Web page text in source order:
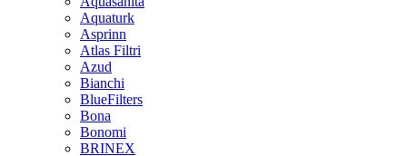
Aquaturk
Asprinn
Atlas Filtri
Azud
Bianchi
BlueFilters
Bona
Bonomi
BRINEX